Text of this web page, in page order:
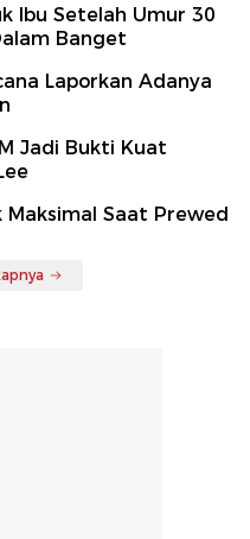
Ibu Setelah Umur 30
Banget
Laporkan Adanya
Jadi Bukti Kuat
Saat Prewed